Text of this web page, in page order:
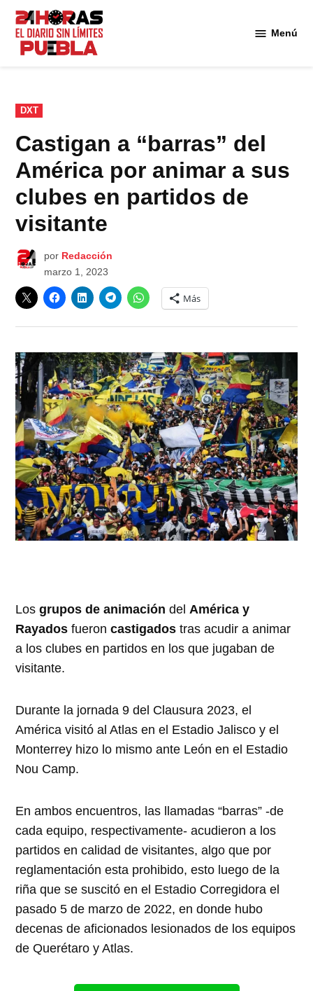
Saltar
contenido
Menú
PUBLICADO
EN
DXT
Castigan a “barras” del
América por animar a sus
clubes en partidos de
visitante
por Redacción
marzo 1, 2023
Más
Los grupos de animación del América y
Rayados fueroncastigados tras acudir a animar
a los clubes en partidos en los que jugaban de
visitante.
Durante la jornada 9 del Clausura 2023, el
América visitó al Atlas en el Estadio Jalisco y el
Monterrey hizo lo mismo ante León en el Estadio
Nou Camp.
En ambos encuentros, las llamadas “barras” -de
cada equipo, respectivamente- acudieron a los
partidos en calidad de visitantes, algo que por
reglamentación esta prohibido, esto luego de la
riña que se suscitó en el Estadio Corregidora el
pasado 5 de marzo de 2022, en donde hubo
decenas de aficionados lesionados de los equipos
de Querétaro y Atlas.